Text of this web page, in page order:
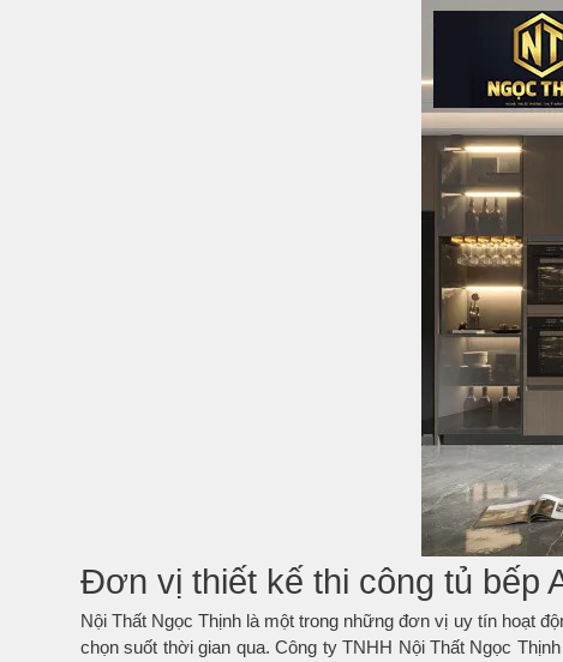
Đơn vị thiết kế thi công tủ bếp
Nội Thất Ngọc Thịnh là một trong những đơn vị uy tín hoạt
chọn suốt thời gian qua. Công ty TNHH Nội Thất Ngọc